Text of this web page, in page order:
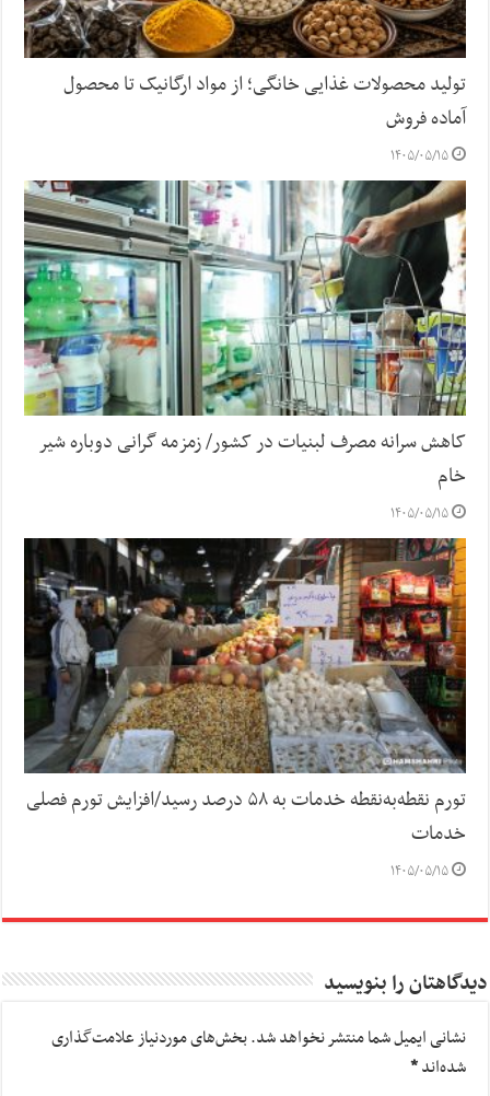
تولید محصولات غذایی خانگی؛ از مواد ارگانیک تا محصول
آماده فروش
۱۴۰۵/۰۵/۱۵
کاهش سرانه مصرف لبنیات در کشور/ زمزمه گرانی دوباره شیر
خام
۱۴۰۵/۰۵/۱۵
تورم نقطه‌به‌نقطه خدمات به ۵۸ درصد رسید/افزایش تورم فصلی
خدمات
۱۴۰۵/۰۵/۱۵
دیدگاهتان را بنویسید
نشانی ایمیل شما منتشر نخواهد شد.بخش‌های موردنیاز علامت‌گذاری
شده‌اند*